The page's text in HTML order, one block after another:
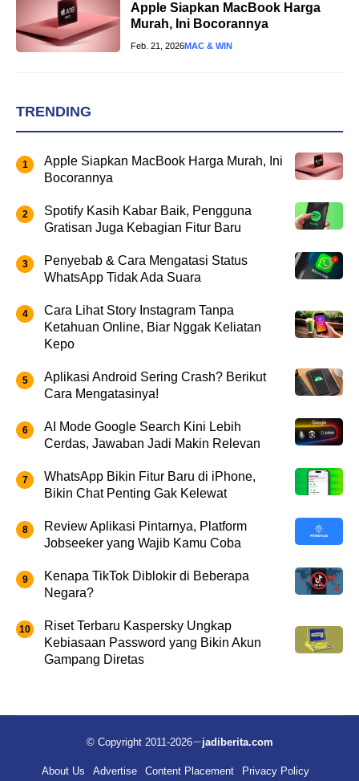
Apple Siapkan MacBook Harga
Murah, Ini Bocorannya
Feb. 21, 2026MAC & WIN
TRENDING
Apple Siapkan MacBook Harga Murah, Ini
Bocorannya
Spotify Kasih Kabar Baik, Pengguna
Gratisan Juga Kebagian Fitur Baru
Penyebab & Cara Mengatasi Status
WhatsApp Tidak Ada Suara
Cara Lihat Story Instagram Tanpa
Ketahuan Online, Biar Nggak Keliatan
Kepo
Aplikasi Android Sering Crash? Berikut
Cara Mengatasinya!
AI Mode Google Search Kini Lebih
Cerdas, Jawaban Jadi Makin Relevan
WhatsApp Bikin Fitur Baru di iPhone,
Bikin Chat Penting Gak Kelewat
Review Aplikasi Pintarnya, Platform
Jobseeker yang Wajib Kamu Coba
Kenapa TikTok Diblokir di Beberapa
Negara?
Riset Terbaru Kaspersky Ungkap
Kebiasaan Password yang Bikin Akun
Gampang Diretas
© Copyright 2011-2026 jadiberita.com
About Us Advertise Content Placement Privacy Policy